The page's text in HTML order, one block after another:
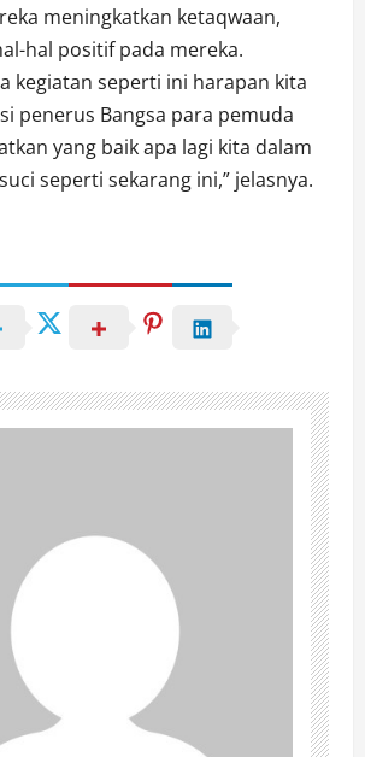
meningkatkan ketaqwaan,
hal positif pada mereka.
kegiatan seperti ini harapan kita
penerus Bangsa para pemuda
yang baik apa lagi kita dalam
seperti sekarang ini,” jelasnya.